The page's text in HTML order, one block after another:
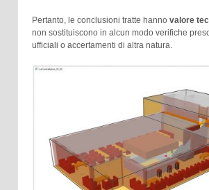
Pertanto, le conclusioni tratte hanno valore
non sostituiscono in alcun modo verifiche
ufficiali o accertamenti di altra natura.